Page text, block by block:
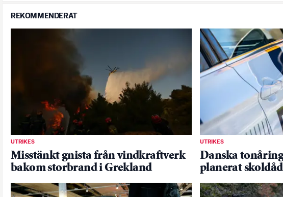
REKOMMENDERAT
UTRIKES
Misstänkt gnista från vindkraftverk
bakom storbrand i Grekland
UTRIKES
Danska
planerat skoldåd